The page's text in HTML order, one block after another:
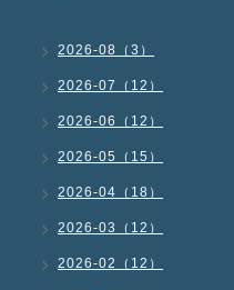
2026-08（3）
2026-07（12）
2026-06（12）
2026-05（15）
2026-04（18）
2026-03（12）
2026-02（12）